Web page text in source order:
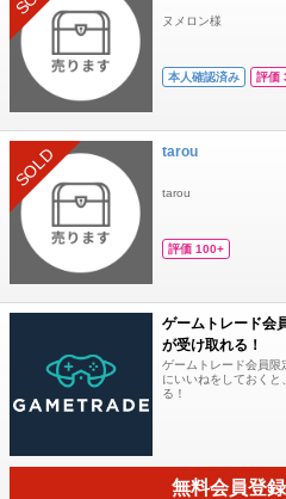
ヌメロン様
本人確認済み 評価
SOLD tarou
tarou
評価 100+
ゲームトレード会
が受け取れる！
ゲームトレード会員限
にいいねをしておくと
る！
無料会員登